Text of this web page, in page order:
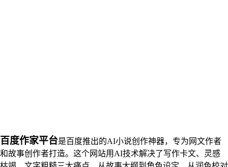
百度作家平台是百度推出的AI小说创作神器，专为网文作者
和故事创作者打造。这个网站用AI技术解决了写作卡文、灵感